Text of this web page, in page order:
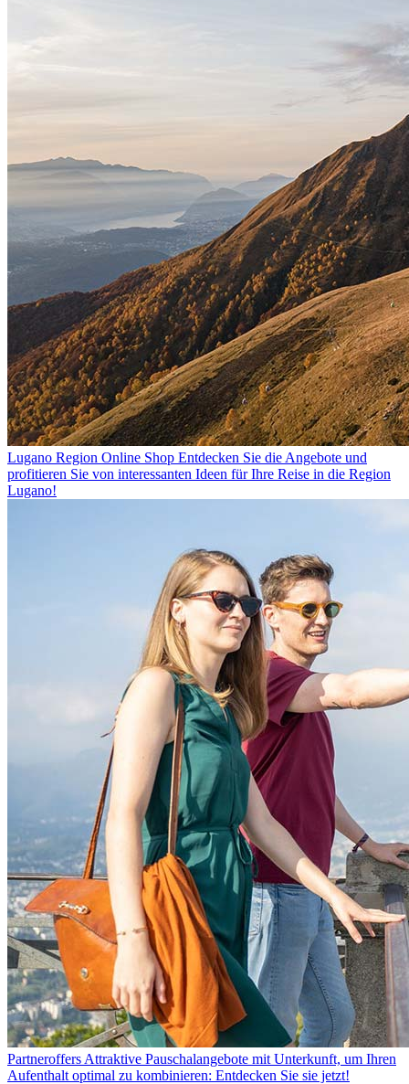
Lugano Region Online Shop Entdecken Sie die Angebote und
profitieren Sie von interessanten Ideen für Ihre Reise in die Region
Lugano!
Partneroffers Attraktive Pauschalangebote mit Unterkunft, um Ihren
Aufenthalt optimal zu kombinieren: Entdecken Sie sie jetzt!